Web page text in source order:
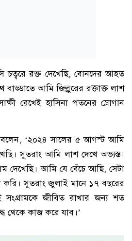
চত্বরে রক্ত দেখেছি, বোনদের আহত
বাড্ডাতে আমি জিল্লুরের রক্তাক্ত লাশ
রেখেই হাসিনা পতনের স্লোগান
‘২০২৪ সালের ৫ আগস্ট আমি
সুতরাং আমি লাশ দেখে অভ্যস্ত।
দেখেছি। আমি যে বেঁচে আছি, সেটা
সুতরাং জুলাই মানে ১৭ বছরের
জীবিত রাখার জন্য শত
থেকে কাজ করে যাব।’